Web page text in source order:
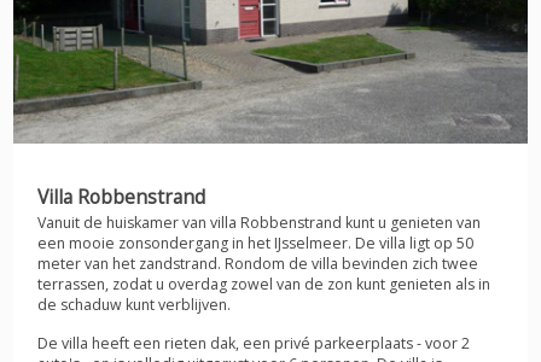
Villa Robbenstrand
Vanuit de huiskamer van villa Robbenstrand kunt u genieten van
een mooie zonsondergang in het IJsselmeer. De villa ligt op 50
meter van het zandstrand. Rondom de villa bevinden zich twee
terrassen, zodat u overdag zowel van de zon kunt genieten als in
de schaduw kunt verblijven.
De villa heeft een rieten dak, een privé parkeerplaats - voor 2